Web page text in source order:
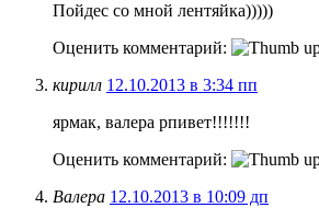
Пойдес со мной лентяйка)))))
Оценить комментарий:
кирилл 12.10.2013 в 3:34 пп
ярмак, валера рпивет!!!!!!!
Оценить комментарий:
Валера 12.10.2013 в 10:09 дп